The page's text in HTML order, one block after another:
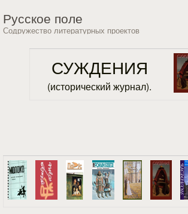
Русское поле
Содружество литературных проектов
СУЖДЕНИЯ
(исторический журнал).